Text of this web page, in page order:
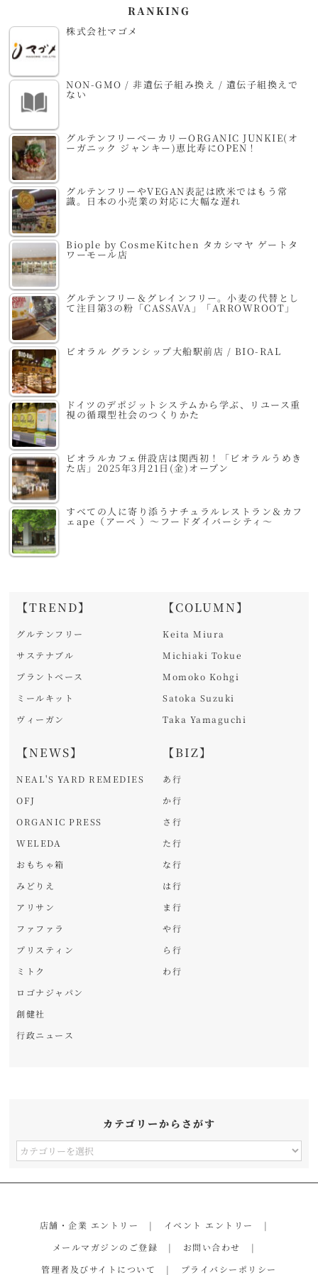
RANKING
株式会社マゴメ
NON-GMO / 非遺伝子組み換え / 遺伝子組換えで
ない
グルテンフリーベーカリーORGANIC JUNKIE(オ
ーガニック ジャンキー)恵比寿にOPEN！
グルテンフリーやVEGAN表記は欧米ではもう常
識。日本の小売業の対応に大幅な遅れ
Biople by CosmeKitchen タカシマヤ ゲートタ
ワーモール店
グルテンフリー＆グレインフリー。小麦の代替とし
て注目第3の粉「CASSAVA」「ARROWROOT」
ビオラル グランシップ大船駅前店 / BIO-RAL
ドイツのデポジットシステムから学ぶ、リユース重
視の循環型社会のつくりかた
ビオラルカフェ併設店は関西初！「ビオラルうめき
た店」2025年3月21日(金)オープン
すべての人に寄り添うナチュラルレストラン＆カフ
ェape（アーペ ）～フードダイバーシティ～
【TREND】
グルテンフリー
サステナブル
プラントベース
ミールキット
ヴィーガン
【NEWS】
NEAL'S YARD REMEDIES
OFJ
ORGANIC PRESS
WELEDA
おもちゃ箱
みどりえ
アリサン
ファファラ
プリスティン
ミトク
ロゴナジャパン
創健社
行政ニュース
【COLUMN】
Keita Miura
Michiaki Tokue
Momoko Kohgi
Satoka Suzuki
Taka Yamaguchi
【BIZ】
あ行
か行
さ行
た行
な行
は行
ま行
や行
ら行
わ行
カテゴリーからさがす
カ
店舗・企業 エントリー
イベント エントリー
メールマガジンのご登録
お問い合わせ
管理者及びサイトについて
プライバシーポリシー